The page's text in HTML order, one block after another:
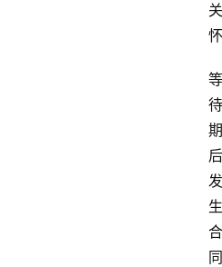
关
怀
等
待
期
后
发
生
合
同